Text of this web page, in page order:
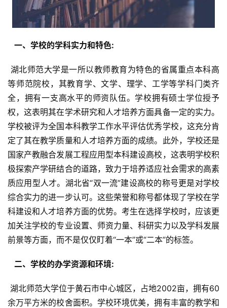
  一、学校的学科实力和特色:
等师范院校，其教育学、文学、理学、工学等学科门类齐
全，拥有一支高水平的师资队伍。学校拥有硕士学位授予
权，这表明其在学术研究和人才培养方面具备一定的实力。
学校被评为全国本科教学工作水平评估优秀学校，这充分肯
定了其在教学质量和人才培养方面的成绩。此外，学校还是
国家产教融合发展工程应用型本科建设高校，这表明学校积
极探索产学研结合的道路，致力于培养适应社会需求的高素
质应用型人才。湖北省“双一流”建设高校的称号更是对学校
综合实力的进一步认可。这些荣誉和称号都体现了学校在学
科建设和人才培养方面的优势。考生在选择学校时，应该更
加关注学校的专业设置、师资力量、科研实力以及学科发展
前景等方面，而不是仅仅盯着“一本”或“二本”的标签。
  二、学校的办学资源和环境:
湖北师范大学位于黄石市中心城区，占地2002亩，拥有60
余万平方米的校舍面积。学校环境优美，拥有丰富的教学和